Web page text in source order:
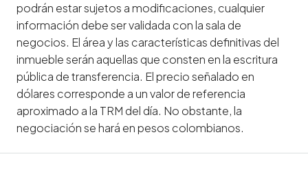
podrán estar sujetos a modificaciones, cualquier
información debe ser validada con la sala de
negocios. El área y las características definitivas del
inmueble serán aquellas que consten en la escritura
pública de transferencia. El precio señalado en
dólares corresponde a un valor de referencia
aproximado a la TRM del día. No obstante, la
negociación se hará en pesos colombianos.